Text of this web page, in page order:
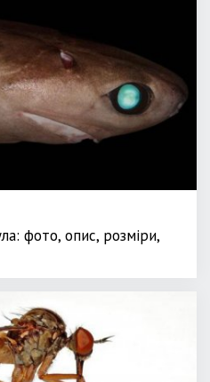
фото, опис, розміри,